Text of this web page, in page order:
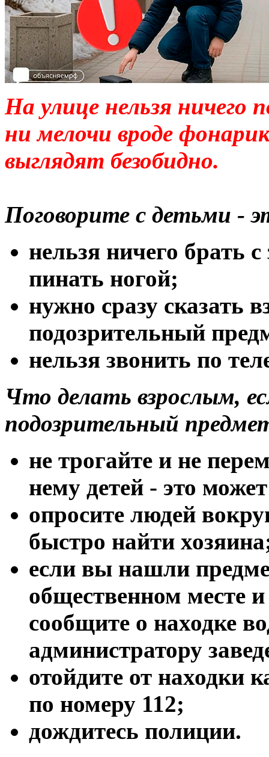
На улице нельзя ничего
ни мелочи вроде
выглядят безобидно.
Поговорите с детьми -
нельзя ничего брать
пинать ногой;
нужно сразу сказать
подозрительный
нельзя звонить по
Что делать взрослым,
подозрительный
не трогайте и не
нему детей - это
опросите людей
быстро найти
если вы нашли
общественном месте
сообщите о находке
администратору
отойдите от находки
по номеру 112;
дождитесь полиции.